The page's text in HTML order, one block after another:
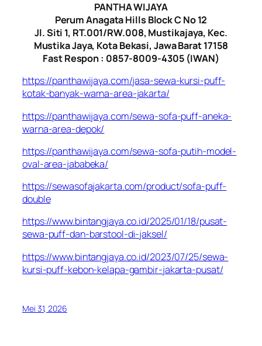
PANTHA WIJAYA
Perum Anagata Hills Block C No 12
Jl. Siti 1, RT.001/RW.008, Mustikajaya, Kec.
Mustika Jaya, Kota Bekasi, Jawa Barat 17158
Fast Respon : 0857-8009-4305 (IWAN)
https://panthawijaya.com/jasa-sewa-kursi-puff-
kotak-banyak-warna-area-jakarta/
https://panthawijaya.com/sewa-sofa-puff-aneka-
warna-area-depok/
https://panthawijaya.com/sewa-sofa-putih-model-
oval-area-jababeka/
https://sewasofajakarta.com/product/sofa-puff-
double
https://www.bintangjaya.co.id/2025/01/18/pusat-
sewa-puff-dan-barstool-di-jaksel/
https://www.bintangjaya.co.id/2023/07/25/sewa-
kursi-puff-kebon-kelapa-gambir-jakarta-pusat/
Mei 31, 2026